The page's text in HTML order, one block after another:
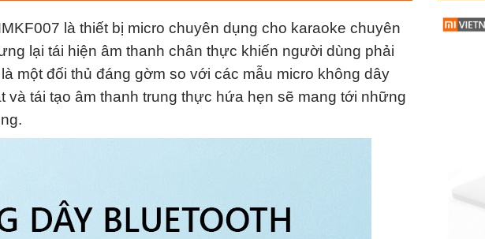
là thiết bị micro chuyên dụng cho karaoke chuyên
lại tái hiện âm thanh chân thực khiến người dùng phải
một đối thủ đáng gờm so với các mẫu micro không dây
và tái tạo âm thanh trung thực hứa hẹn sẽ mang tới những